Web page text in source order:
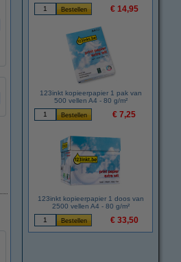
€ 14,95
123inkt kopieerpapier 1 pak van
500 vellen A4 - 80 g/m²
€ 7,25
123inkt kopieerpapier 1 doos van
2500 vellen A4 - 80 g/m²
€ 33,50